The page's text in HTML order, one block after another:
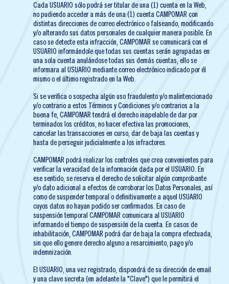
Cada USUARIO sólo podrá ser titular de una (1) cuenta en la Web,
no pudiendo acceder a más de una (1) cuenta CAMPOMAR con
distintas direcciones de correo electrónico o falseando, modificando
y/o alterando sus datos personales de cualquier manera posible. En
caso se detecte esta infracción, CAMPOMAR se comunicará con el
USUARIO informándole que todas sus cuentas serán agrupadas en
una sola cuenta anulándose todas sus demás cuentas, ello se
informara al USUARIO mediante correo electrónico indicado por él
mismo o el último registrado en la Web.
Si se verifica o sospecha algún uso fraudulento y/o malintencionado
y/o contrario a estos Términos y Condiciones y/o contrarios a la
buena fe, CAMPOMAR tendrá el derecho inapelable de dar por
terminados los créditos, no hacer efectiva las promociones,
cancelar las transacciones en curso, dar de baja las cuentas y
hasta de perseguir judicialmente a los infractores.
CAMPOMAR podrá realizar los controles que crea convenientes para
verificar la veracidad de la información dada por el USUARIO. En
ese sentido, se reserva el derecho de solicitar algún comprobante
y/o dato adicional a efectos de corroborar los Datos Personales, así
como de suspender temporal o definitivamente a aquel USUARIO
cuyos datos no hayan podido ser confirmados. En caso de
suspensión temporal CAMPOMAR comunicara al USUARIO
informando el tiempo de suspensión de la cuenta. En casos de
inhabilitación, CAMPOMAR podrá dar de baja la compra efectuada,
sin que ello genere derecho alguno a resarcimiento, pago y/o
indemnización.
El USUARIO, una vez registrado, dispondrá de su dirección de email
y una clave secreta (en adelante la "Clave") que le permitirá el